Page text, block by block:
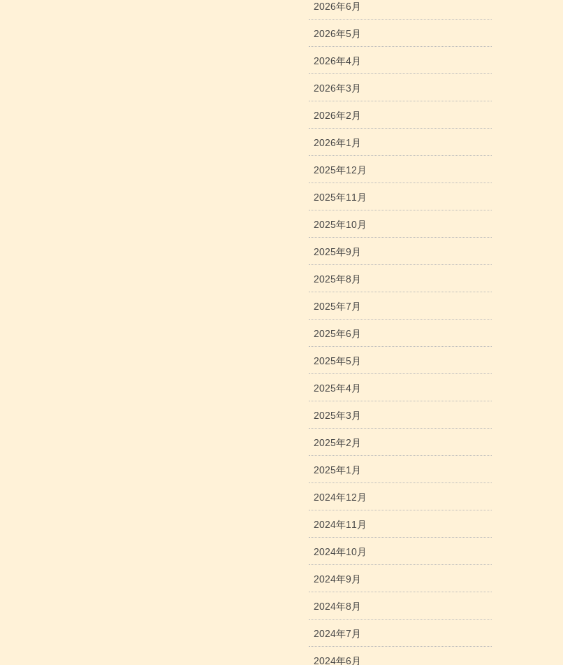
2026年6月
2026年5月
2026年4月
2026年3月
2026年2月
2026年1月
2025年12月
2025年11月
2025年10月
2025年9月
2025年8月
2025年7月
2025年6月
2025年5月
2025年4月
2025年3月
2025年2月
2025年1月
2024年12月
2024年11月
2024年10月
2024年9月
2024年8月
2024年7月
2024年6月